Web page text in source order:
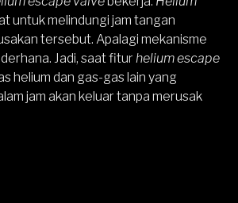
untuk melindungi jam tangan
tersebut. Apalagi mekanisme
Jadi, saat fitur helium escape
helium dan gas-gas lain yang
jam akan keluar tanpa merusak